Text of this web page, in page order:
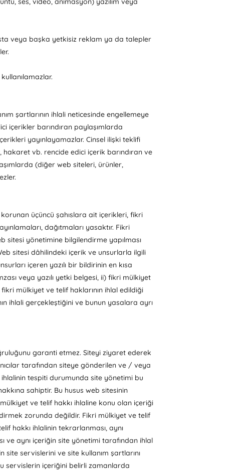
veya başka yetkisiz reklam ya da talepler
şartlarının ihlali neticesinde engellemeye
içerikler barındıran paylaşımlarda
yayınlayamazlar. Cinsel ilişki teklifi
vb. rencide edici içerik barındıran ve
(diğer web siteleri, ürünler,
üçüncü şahıslara ait içerikleri, fikri
dağıtmaları yasaktır. Fikri
sitesi yönetimine bilgilendirme yapılması
sitesi dâhilindeki içerik ve unsurlarla ilgili
içeren yazılı bir bildirinin en kısa
veya yazılı yetki belgesi, ii) fikri mülkiyet
mülkiyet ve telif haklarının ihlal edildiği
ihlali gerçekleştiğini ve bunun yasalara ayrı
garanti etmez. Siteyi ziyaret ederek
tarafından siteye gönderilen ve / veya
tespiti durumunda site yönetimi bu
sahiptir. Bu husus web sitesinin
ve telif hakkı ihlaline konu olan içeriği
zorunda değildir. Fikri mülkiyet ve telif
hakkı ihlalinin tekrarlanması, aynı
ve aynı içeriğin site yönetimi tarafından ihlal
servislerini ve site kullanım şartlarını
servislerin içeriğini belirli zamanlarda